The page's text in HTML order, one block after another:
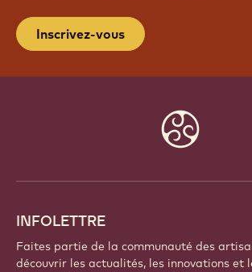
6
V
a
c
Inscrivez-vous
INFOLETTRE
Faites partie de la communauté des
découvrir les actualités, les innovations et